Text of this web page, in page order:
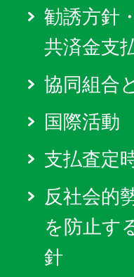
勧誘方針
共済金支
協同組合
国際活動
支払査定
反社会的
を防止す
針